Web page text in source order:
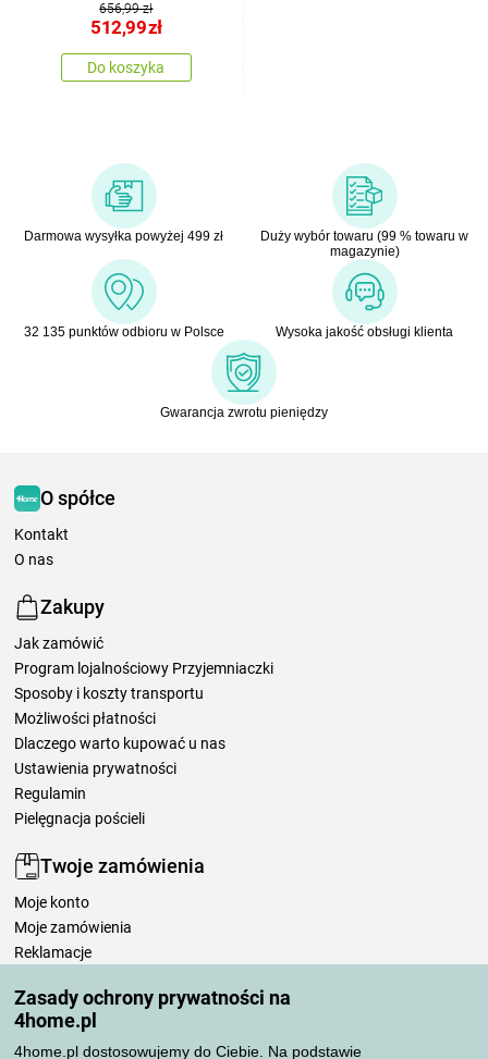
Zasady ochrony prywatności na
4home.pl
4home.pl dostosowujemy do Ciebie. Na podstawie
656,99 zł
512,99zł
Do koszyka
Darmowa wysyłka powyżej 499 zł
Duży wybór towaru (99 % towaru w
magazynie)
32 135 punktów odbioru w Polsce Wysoka jakość obsługi klienta
Gwarancja zwrotu pieniędzy
O spółce
Kontakt
O nas
Zakupy
Jak zamówić
Program lojalnościowy Przyjemniaczki
Sposoby i koszty transportu
Możliwości płatności
Dlaczego warto kupować u nas
Ustawienia prywatności
Regulamin
Pielęgnacja pościeli
Twoje zamówienia
Moje konto
Moje zamówienia
Reklamacje
Zasady przetwarzania recenzji